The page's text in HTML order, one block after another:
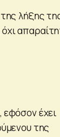
λήξης
έχει
της